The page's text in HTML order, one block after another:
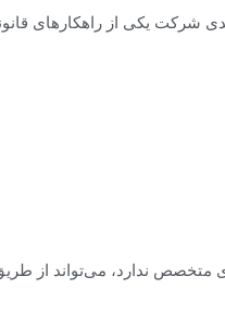
شرکت یکی از راهکارهای
متخصص ندارد، می‌تواند از